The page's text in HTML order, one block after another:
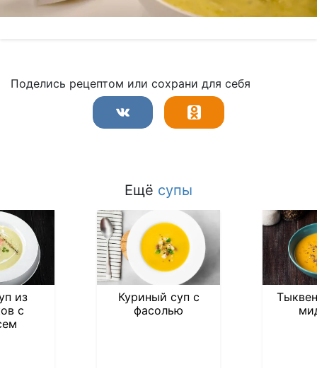
Поделись рецептом или сохрани для себя
Ещё супы
из
с
Куриный суп с
фасолью